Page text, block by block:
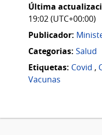
Última
19:02 (UTC+00:00)
Publicador:
Categorias: Salud
Etiquetas: Covid ,
Vacunas